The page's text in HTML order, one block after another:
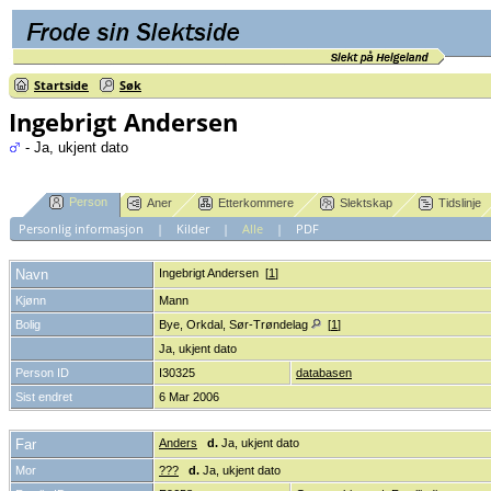
Startside Søk
Ingebrigt Andersen
- Ja, ukjent dato
Person Aner Etterkommere Slektskap Tidslinje
Personlig informasjon | Kilder| Alle| PDF
Navn IngebrigtAndersen [1]
Kjønn
Mann
Bolig
Bye, Orkdal, Sør-Trøndelag [1]
Ja, ukjent dato
Person ID
I30325
databasen
Sist endret
6 Mar 2006
Far Anders d. Ja, ukjent dato
Mor ??? d. Ja, ukjent dato